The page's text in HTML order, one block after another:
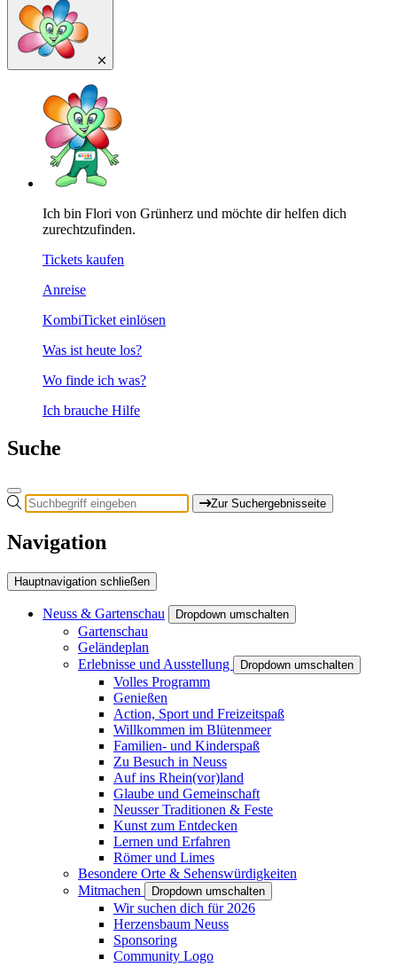
Ich bin Flori von Grünherz und möchte dir helfen dich
zurechtzufinden.
Tickets kaufen
Anreise
KombiTicket einlösen
Was ist heute los?
Wo finde ich was?
Ich brauche Hilfe
Suche
Zur Suchergebnisseite
Navigation
Hauptnavigation schließen
Neuss & Gartenschau Dropdown umschalten
Gartenschau
Geländeplan
Erlebnisse und Ausstellung
Dropdown umschalten
Volles Programm
Genießen
Action, Sport und Freizeitspaß
Willkommen im Blütenmeer
Familien- und Kinderspaß
Zu Besuch in Neuss
Auf ins Rhein(vor)land
Glaube und Gemeinschaft
Neusser Traditionen & Feste
Kunst zum Entdecken
Lernen und Erfahren
Römer und Limes
Besondere Orte & Sehenswürdigkeiten
Mitmachen
Dropdown umschalten
Wir suchen dich für 2026
Herzensbaum Neuss
Sponsoring
Community Logo